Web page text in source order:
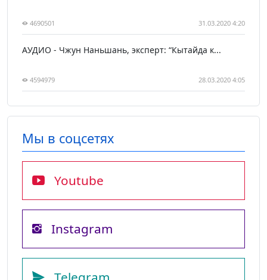
4690501 31.03.2020 4:20
АУДИО - Чжун Наньшань, эксперт: “Кытайда к...
4594979 28.03.2020 4:05
Мы в соцсетях
Youtube
Instagram